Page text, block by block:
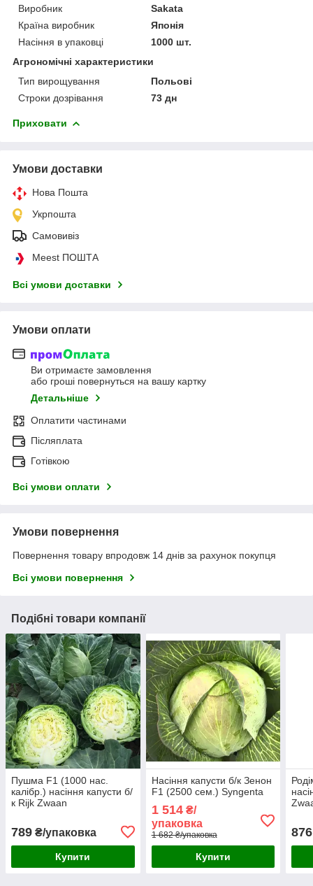
Виробник
Sakata
Країна виробник
Японія
Насіння в упаковці
1000 шт.
Агрономічні характеристики
Тип вирощування
Польові
Строки дозрівання
73 дн
Приховати
Умови доставки
Нова Пошта
Укрпошта
Самовивіз
Meest ПОШТА
Всі умови доставки
Умови оплати
Ви отримаєте замовлення
або гроші повернуться на вашу картку
Детальніше
Оплатити частинами
Післяплата
Готівкою
Всі умови оплати
Умови повернення
Повернення товару впродовж 14 днів за рахунок покупця
Всі умови повернення
Подібні товари компанії
Пушма F1 (1000 нас.
калібр.) насіння капусти б/
к Rijk Zwaan
789 ₴/упаковка
Купити
Насіння капусти б/к Зенон
F1 (2500 сем.) Syngenta
1 514₴/
упаковка
1 682 ₴/упаковка
Купити
876